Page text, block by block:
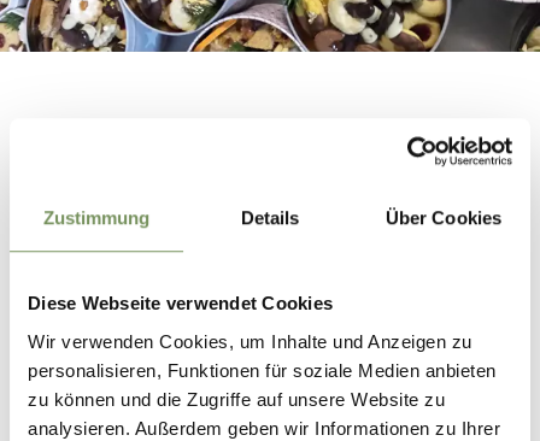
Zustimmung Details Über Cookies
Diese Webseite verwendet Cookies
Wir verwenden Cookies, um Inhalte und Anzeigen zu
personalisieren, Funktionen für soziale Medien anbieten
zu können und die Zugriffe auf unsere Website zu
analysieren. Außerdem geben wir Informationen zu Ihrer
WAR DER INHALT FÜR DICH HILFREICH?
JA NEIN
Lass deine Freunde daran teilhaben...
Teile Textpassagen oder ganze Stories und lass Deine Freunde wissen was dich